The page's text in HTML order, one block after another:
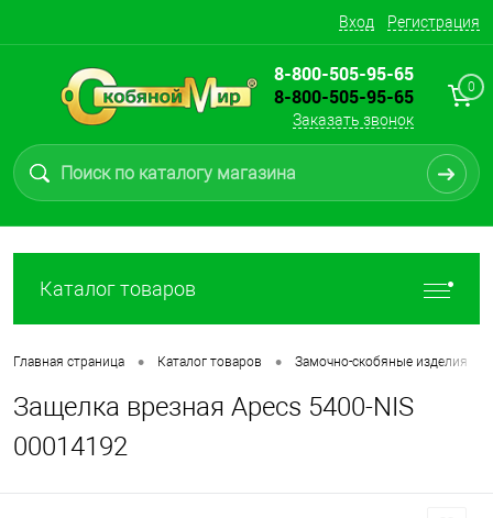
Вход Регистрация
8-800-505-95-65
8-800-505-95-65
Заказать звонок
0
Каталог товаров
Главная страница • Каталог товаров • Замочно-скобяные изделия
Защелка врезная Apecs 5400-NIS
00014192